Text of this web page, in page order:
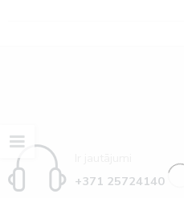
+371 25724140